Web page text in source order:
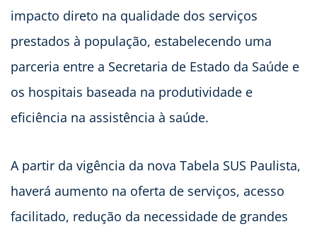
impacto direto na qualidade dos serviços
prestados à população, estabelecendo uma
parceria entre a Secretaria de Estado da Saúde e
os hospitais baseada na produtividade e
eficiência na assistência à saúde.
A partir da vigência da nova Tabela SUS Paulista,
haverá aumento na oferta de serviços, acesso
facilitado, redução da necessidade de grandes